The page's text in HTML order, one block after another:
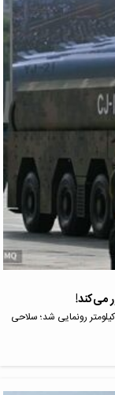
می‌کند!
موشک کروز هایپرسونیک جدید چین با نام CJ-۱۰۰۰ و برد ۶۰۰۰ کیلومتر رونمایی شد؛ سلاحی